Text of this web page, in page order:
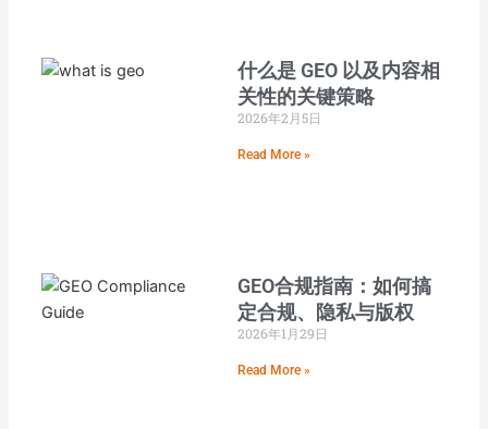
什么是 GEO 以及内容相
关性的关键策略
2026年2月5日
Read More »
GEO合规指南：如何搞
定合规、隐私与版权
2026年1月29日
Read More »